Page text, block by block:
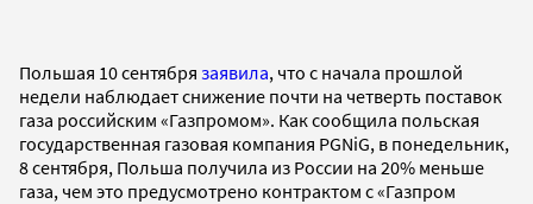
Польшая 10 сентября заявила, что с начала прошлой
недели наблюдает снижение почти на четверть поставок
газа российским «Газпромом». Как сообщила польская
государственная газовая компания PGNiG, в понедельник,
8 сентября, Польша получила из России на 20% меньше
газа, чем это предусмотрено контрактом с «Газпром